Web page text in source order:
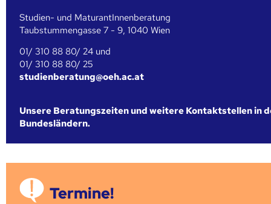
Studien- und MaturantInnenberatung
Taubstummengasse 7 - 9, 1040 Wien
01/ 310 88 80/ 24 und
01/ 310 88 80/ 25
studienberatung@oeh.ac.at
Unsere Beratungszeiten und weitere Kontaktstellen in
Bundesländern.
Termine!